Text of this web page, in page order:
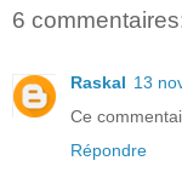
6
Raskal 13
Ce
Répondre